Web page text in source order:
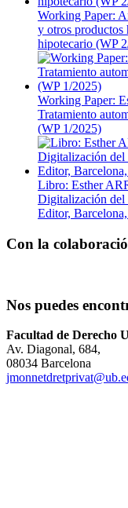
Working Paper:
y otros productos
hipotecario (WP
Working Paper:
Tratamiento
(WP 1/2025)
Libro: Esther
Digitalización del
Editor,
Con la
Nos puedes
Facultad de Derecho
Av. Diagonal, 684,
08034 Barcelona